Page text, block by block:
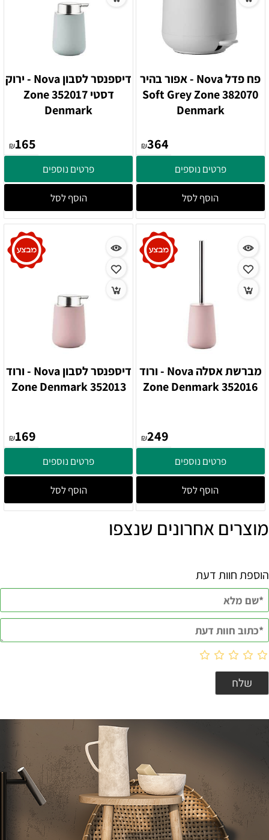
פח פדל Nova - אפור בהיר
382070 Soft Grey Zone
Denmark
₪364
פרטים נוספים
הוסף לסל
דיספנסר לסבון Nova - ירוק
דסטי 352017 Zone
Denmark
₪165
פרטים נוספים
הוסף לסל
מברשת אסלה Nova - ורוד
352016 Zone Denmark
₪249
פרטים נוספים
הוסף לסל
דיספנסר לסבון Nova - ורוד
352013 Zone Denmark
₪169
פרטים נוספים
הוסף לסל
מוצרים אחרונים שנצפו
הוספת חוות דעת